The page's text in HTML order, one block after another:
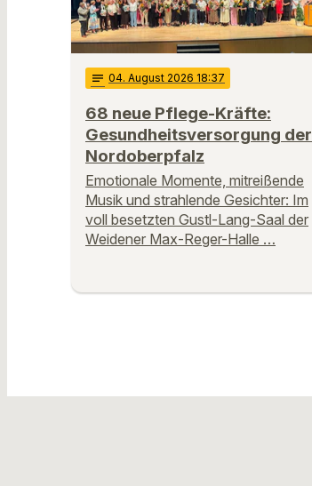
notes 04. August 2026 18:37
68 neue Pflege-Kräfte:
Gesundheitsversorgung der
Nordoberpfalz
Emotionale Momente, mitreißende
Musik und strahlende Gesichter: Im
voll besetzten Gustl-Lang-Saal der
Weidener Max-Reger-Halle …